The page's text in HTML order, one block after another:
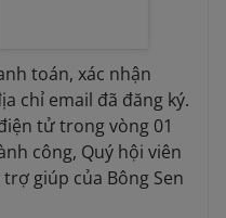
toán, xác nhận
chỉ email đã đăng ký.
tử trong vòng 01
công, Quý hội viên
giúp của Bông Sen